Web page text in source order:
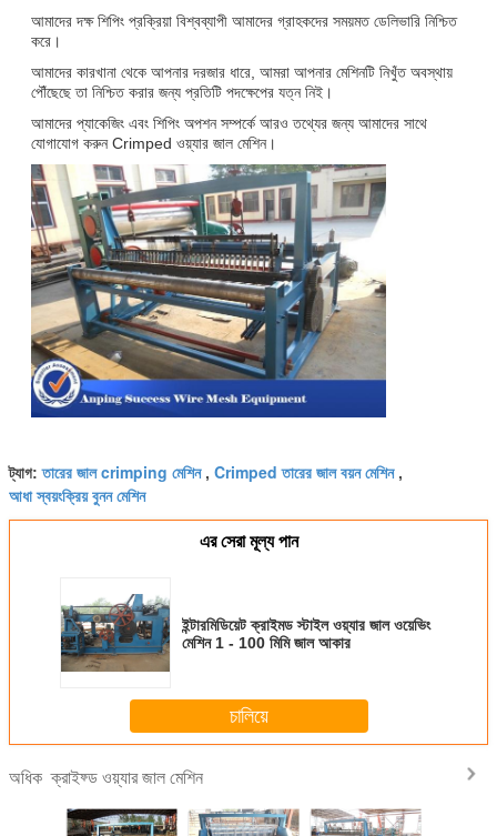
আমাদের দক্ষ শিপিং প্রক্রিয়া বিশ্বব্যাপী আমাদের গ্রাহকদের সময়মত ডেলিভারি নিশ্চিত
করে।
আমাদের কারখানা থেকে আপনার দরজার ধারে, আমরা আপনার মেশিনটি নিখুঁত অবস্থায়
পৌঁছেছে তা নিশ্চিত করার জন্য প্রতিটি পদক্ষেপের যত্ন নিই।
আমাদের প্যাকেজিং এবং শিপিং অপশন সম্পর্কে আরও তথ্যের জন্য আমাদের সাথে
যোগাযোগ করুন Crimped ওয়্যার জাল মেশিন।
ট্যাগ:তারের জাল crimping মেশিন, Crimped তারের জাল বয়ন মেশিন,
আধা স্বয়ংক্রিয় বুনন মেশিন
এর সেরা মূল্য পান
ইন্টারমিডিয়েট ক্রাইমড স্টাইল ওয়্যার জাল ওয়েভিং
মেশিন 1 - 100 মিমি জাল আকার
চালিয়ে
অধিকক্রাইফ্ড ওয়্যার জাল মেশিন